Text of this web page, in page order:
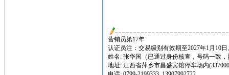
营销员第17年
认证员注：交易级别有效期至2027年1月10日
姓名: 张华国（已通过身份核查，号码一致
地址: 江西省萍乡市昌盛宾馆停车场内